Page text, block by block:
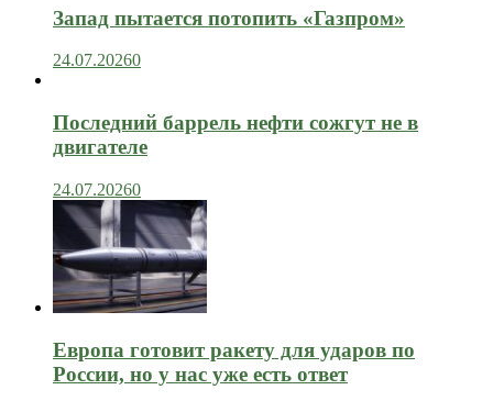
Запад пытается потопить «Газпром»
24.07.20260
Последний баррель нефти сожгут не в
двигателе
24.07.20260
Европа готовит ракету для ударов по
России, но у нас уже есть ответ